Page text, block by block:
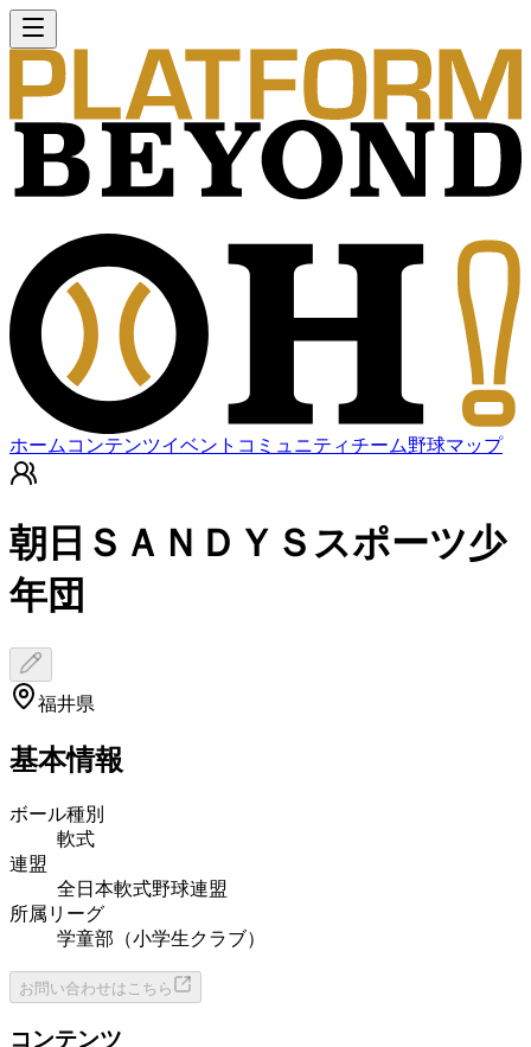
ホーム コンテンツイベント コミュニティチーム野球マップ
朝日ＳＡＮＤＹＳスポーツ少
年団
福井県
基本情報
ボール種別
軟式
連盟
全日本軟式野球連盟
所属リーグ
学童部（小学生クラブ）
お問い合わせはこちら
コンテンツ